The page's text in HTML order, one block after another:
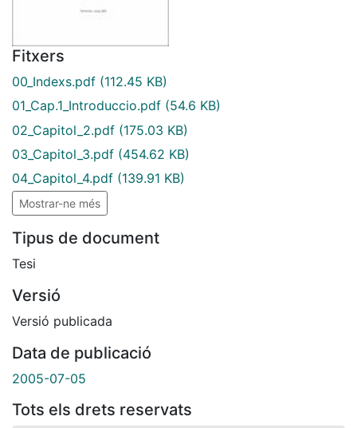
Fitxers
00_Indexs.pdf (112.45 KB)
01_Cap.1_Introduccio.pdf (54.6 KB)
02_Capitol_2.pdf (175.03 KB)
03_Capitol_3.pdf (454.62 KB)
04_Capitol_4.pdf (139.91 KB)
Mostrar-ne més
Tipus de document
Tesi
Versió
Versió publicada
Data de publicació
2005-07-05
Tots els drets reservats